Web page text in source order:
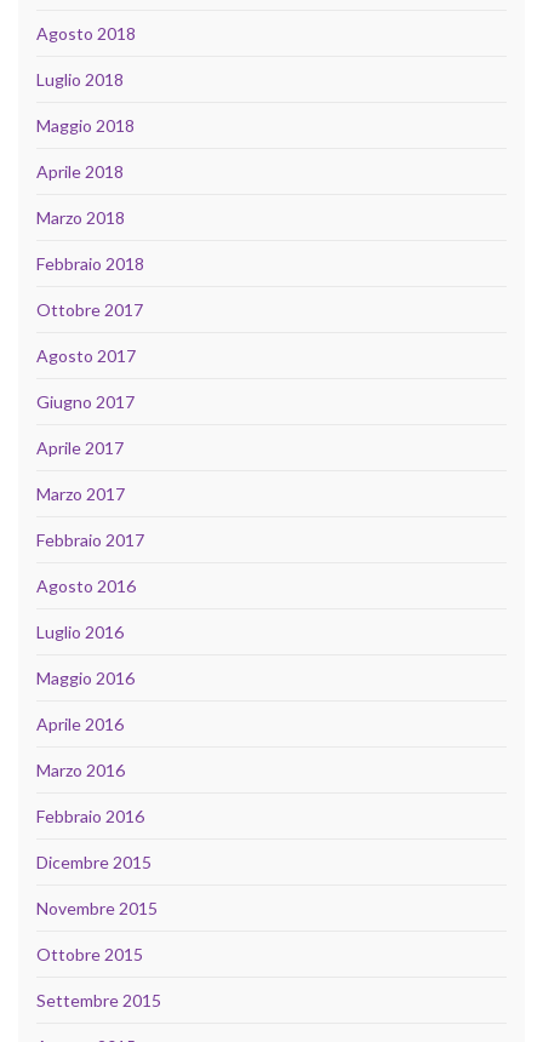
Agosto 2018
Luglio 2018
Maggio 2018
Aprile 2018
Marzo 2018
Febbraio 2018
Ottobre 2017
Agosto 2017
Giugno 2017
Aprile 2017
Marzo 2017
Febbraio 2017
Agosto 2016
Luglio 2016
Maggio 2016
Aprile 2016
Marzo 2016
Febbraio 2016
Dicembre 2015
Novembre 2015
Ottobre 2015
Settembre 2015